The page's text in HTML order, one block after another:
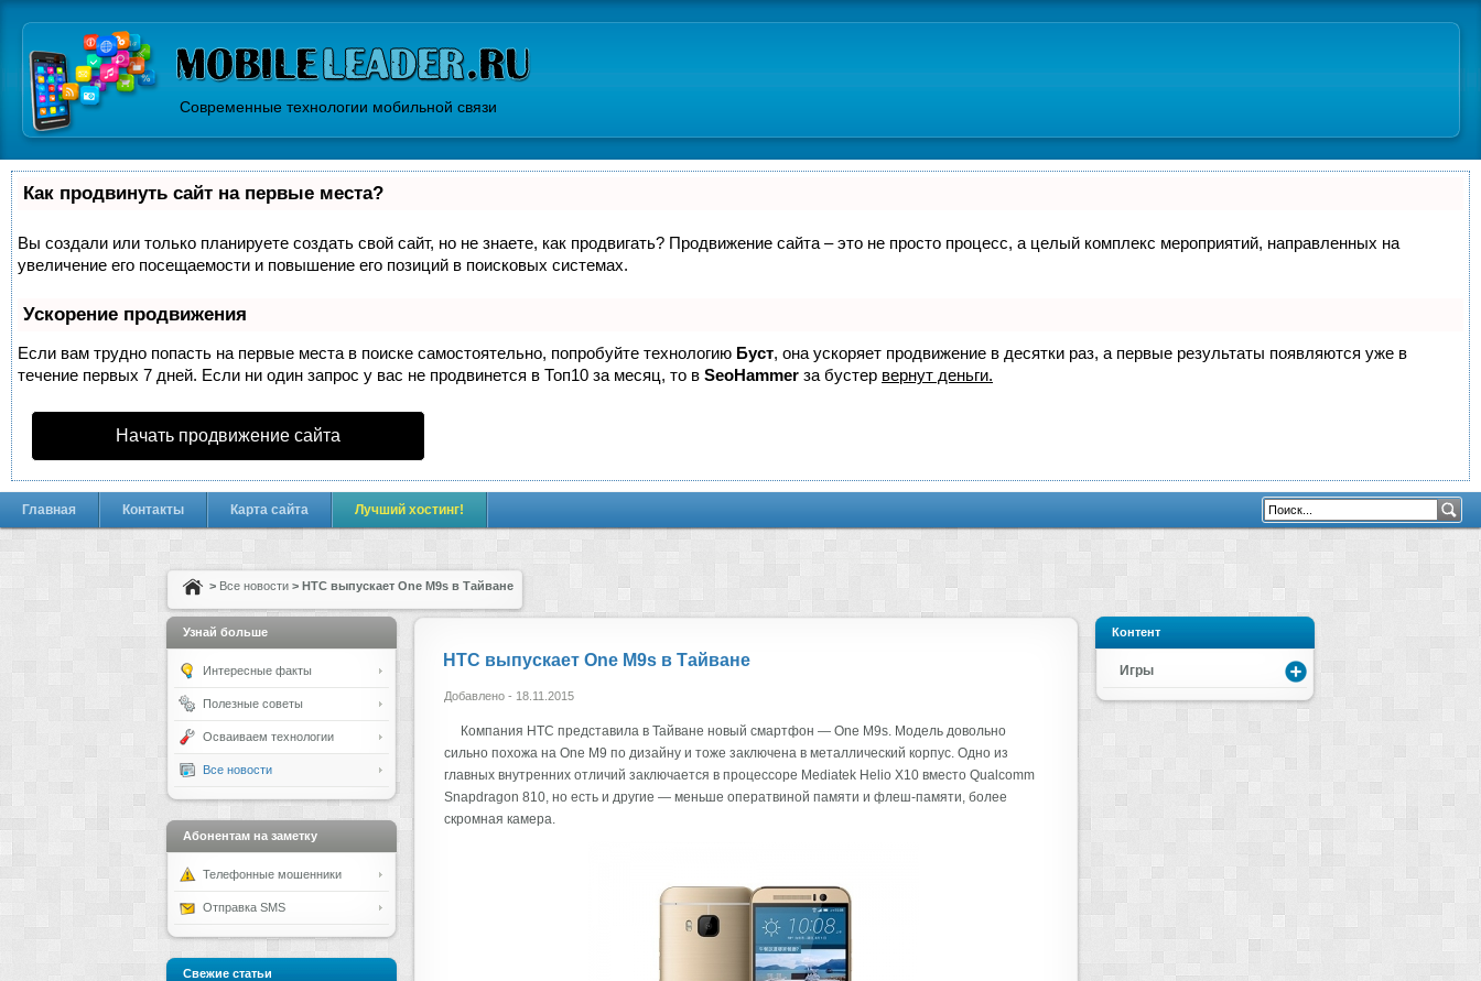
Современные технологии мобильной связи
Как продвинуть сайт на первые места?
Вы создали или только планируете создать свой сайт, но не знаете, как продвигать? Продвижение сайта – это не просто процесс, а целый комплекс мероприятий, направленных на
увеличение его посещаемости и повышение его позиций в поисковых системах.
Ускорение продвижения
Если вам трудно попасть на первые места в поиске самостоятельно, попробуйте технологию Буст, она ускоряет продвижение в десятки раз, а первые результаты появляются уже в
течение первых 7 дней. Если ни один запрос у вас не продвинется в Топ10 за месяц, то в SeoHammer за бустер вернут деньги.
Начать продвижение сайта
Главная Контакты Карта сайта Лучший хостинг!
> Все новости > HTC выпускает One M9s в Тайване
HTC выпускает One M9s в Тайване
Добавлено - 18.11.2015
Компания HTC представила в Тайване новый смартфон — One M9s. Модель довольно
сильно похожа на One M9 по дизайну и тоже заключена в металлический корпус. Одно из
главных внутренних отличий заключается в процессоре Mediatek Helio X10 вместо Qualcomm
Snapdragon 810, но есть и другие — меньше оператвиной памяти и флеш-памяти, более
скромная камера.
Контент
Игры
Узнай больше
Интересные факты
Полезные советы
Осваиваем технологии
Все новости
Абонентам на заметку
Телефонные мошенники
Отправка SMS
Свежие статьи